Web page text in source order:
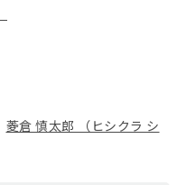
菱倉 慎太郎 （ヒシクラ シ